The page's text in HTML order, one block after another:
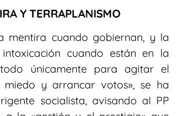
Y TERRAPLANISMO
mentira cuando gobiernan, y la
cuando están en la
únicamente para agitar el
y arrancar votos», se ha
socialista, avisando al PP